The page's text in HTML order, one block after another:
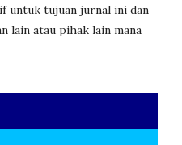
untuk tujuan jurnal ini dan
lain atau pihak lain mana